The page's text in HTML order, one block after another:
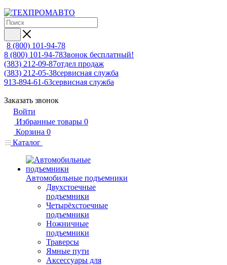
8 (800) 101-94-78
8 (800) 101-94-78Звонок бесплатный!
(383) 212-09-87отдел продаж
(383) 212-05-38сервисная служба
913-894-61-63сервисная служба
Заказать звонок
Войти
Избранные товары 0
Корзина 0
Каталог
Автомобильные подъемники
Двухстоечные
подъемники
Четырёхстоечные
подъемники
Ножничные
подъемники
Траверсы
Ямные пути
Аксессуары для